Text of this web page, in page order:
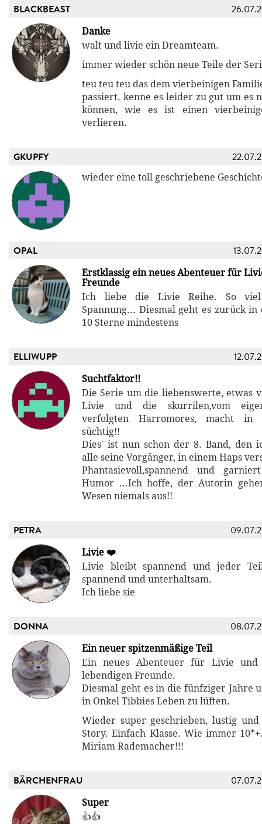
BLACKBEAST
Danke
walt und livie ein Dreamteam.
immer wieder schön neue Teile der
teu teu teu das dem vierbeinigen
passiert. kenne es leider zu gut um es
können, wie es ist einen
verlieren.
GKUPFY
wieder eine toll geschriebene
OPAL
Erstklassig ein neues Abenteuer für
Freunde
Ich liebe die Livie Reihe. So
Spannung... Diesmal geht es zurück in
10 Sterne mindestens
ELLIWUPP
Suchtfaktor!!
Die Serie um die liebenswerte, etwas
Livie und die skurrilen,vom
verfolgten Harromores, macht in
süchtig!!
Dies' ist nun schon der 8. Band, den
alle seine Vorgänger, in einem Haps
Phantasievoll,spannend und
Humor ...Ich hoffe, der Autorin
Wesen niemals aus!!
PETRA
Livie ❤️
Livie bleibt spannend und jeder
spannend und unterhaltsam.
Ich liebe sie
DONNA
Ein neuer spitzenmäßige Teil
Ein neues Abenteuer für Livie
lebendigen Freunde.
Diesmal geht es in die fünfziger Jahre
in Onkel Tibbies Leben zu lüften.
Wieder super geschrieben, lustig
Story. Einfach Klasse. Wie immer
Miriam Rademacher!!!
BÄRCHENFRAU
Super
👍👍